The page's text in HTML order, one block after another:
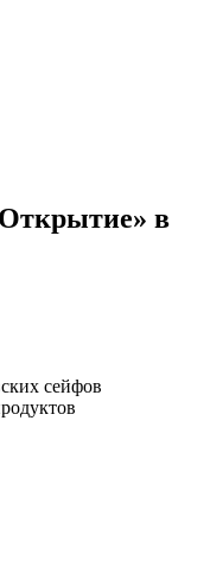
в
сейфов